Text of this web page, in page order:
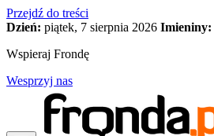
Przejdź do treści
Dzień: piątek, 7 sierpnia 2026 Imieniny:
Wspieraj Frondę
Wesprzyj nas